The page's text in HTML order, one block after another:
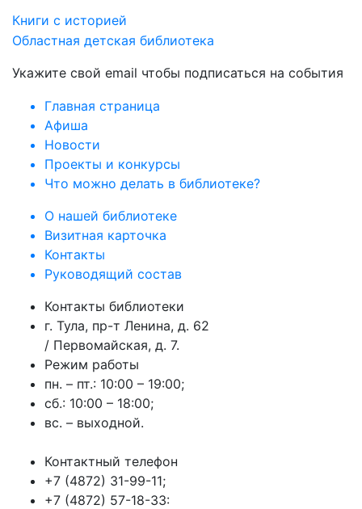
Книги с историей
Областная детская библиотека
Укажите свой email чтобы подписаться на события
Главная страница
Афиша
Новости
Проекты и конкурсы
Что можно делать в библиотеке?
О нашей библиотеке
Визитная карточка
Контакты
Руководящий состав
Контакты библиотеки
г. Тула, пр-т Ленина, д. 62
/ Первомайская, д. 7.
Режим работы
пн. – пт.: 10:00 – 19:00;
сб.: 10:00 – 18:00;
вс. – выходной.
Контактный телефон
+7 (4872) 31-99-11;
+7 (4872) 57-18-33: